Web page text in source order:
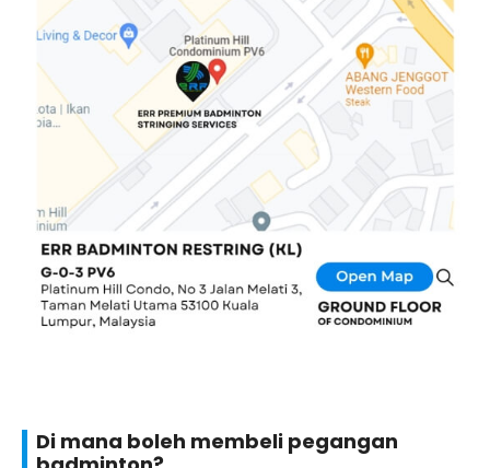
Di mana boleh membeli pegangan